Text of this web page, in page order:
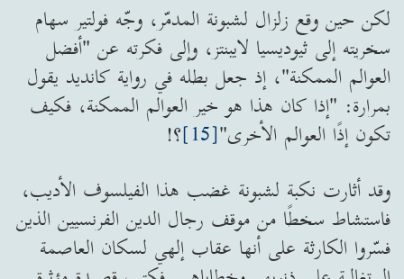
لكن حين وقع زلزال لشبونة المدمّر، وجّه فولتير سهام
سخريته إلى ثيوديسيا لايبنتز، وإلى فكرته عن "أفضل
العوالم الممكنة"، إذ جعل بطله في رواية كانديد يقول
بمرارة: "إذا كان هذا هو خير العوالم الممكنة، فكيف
تكون إذًا العوالم الأخرى"[15]
؟!
وقد أثارت نكبة لشبونة غضب هذا الفيلسوف الأديب،
فاستشاط سخطًا من موقف رجال الدين الفرنسيين الذين
فسّروا الكارثة على أنها عقاب إلهي لسكان العاصمة